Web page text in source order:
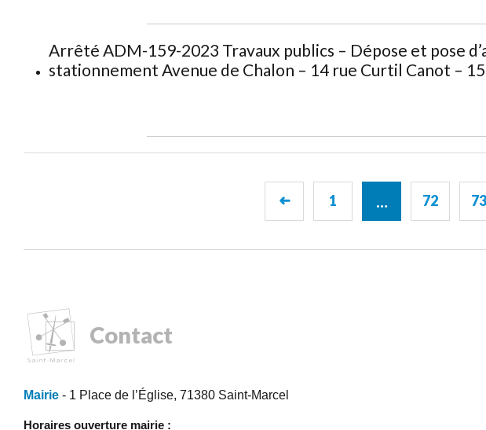
Arrêté ADM-159-2023 Travaux publics – Dépose et pose
stationnement Avenue de Chalon – 14 rue Curtil Canot –
➜ 1 … 72 73
Contact
Mairie - 1 Place de l’Église, 71380 Saint-Marcel
Horaires ouverture mairie :